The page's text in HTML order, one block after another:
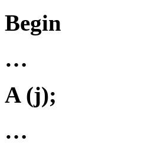
Begin
…
A (j);
…